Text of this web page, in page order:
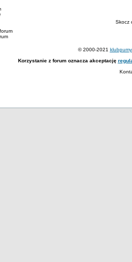
Skocz
© 2000-2021
Korzystanie z forum oznacza akceptację